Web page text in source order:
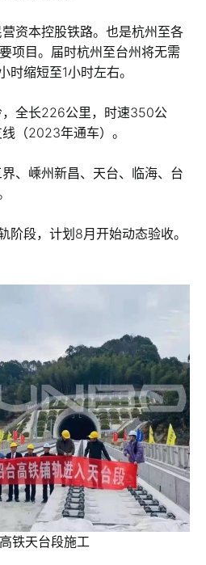
资本控股铁路。也是杭州至各
项目。届时杭州至台州将无需
缩短至1小时左右。
全长226公里，时速350公
（2023年通车）。
、嵊州新昌、天台、临海、台
阶段，计划8月开始动态验收。
铁天台段施工